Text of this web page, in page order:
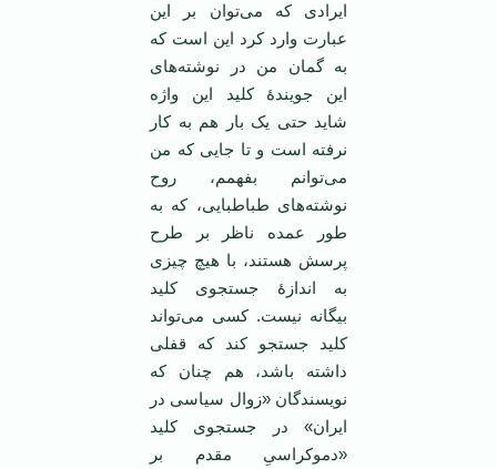
ایرادی که می‌توان بر این
عبارت وارد کرد این است که
به گمان من در نوشته‌های
این جویندۀ کلید این واژه
شاید حتی یک بار هم به کار
نرفته است و تا جایی که من
می‌توانم بفهمم، روح
نوشته‌های طباطبایی، که به
طور عمده ناظر بر طرح
پرسش هستند، با هیچ چیزی
به اندازۀ جستجوی کلید
بیگانه نیست. کسی می‌تواند
کلید جستجو کند که قفلی
داشته باشد، هم چنان که
نویسندگان «زوال سیاسی در
ایران» در جستجوی کلید
«دموکراسیِ مقدم بر